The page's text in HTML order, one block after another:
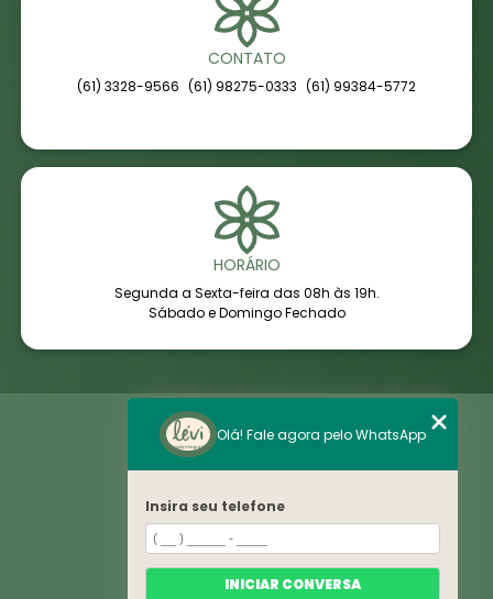
CONTATO
(61) 3328-9566 (61) 98275-0333 (61) 99384-5772
HORÁRIO
Segunda a Sexta-feira das 08h às 19h.
Sábado e Domingo Fechado
Áreas de Saúde
Histórico
VE
Espaço
Convênios
Corpo Clínico
Olá! Fale agora pelo WhatsApp
Insira seu telefone
INICIAR CONVERSA